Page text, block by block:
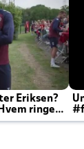
Eriksen?
ringer